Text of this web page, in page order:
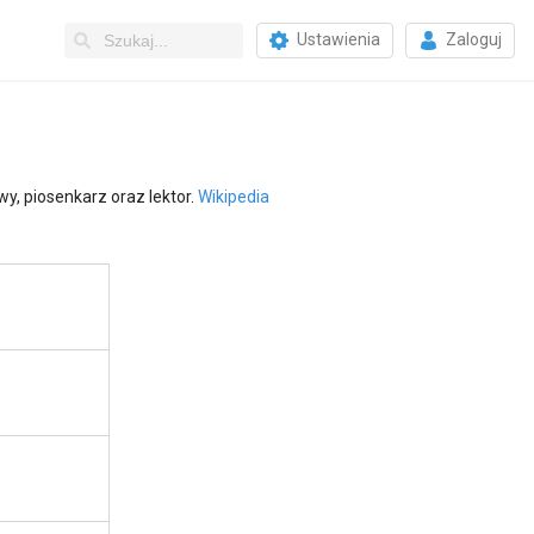
Ustawienia Zaloguj
piosenkarz oraz lektor. Wikipedia